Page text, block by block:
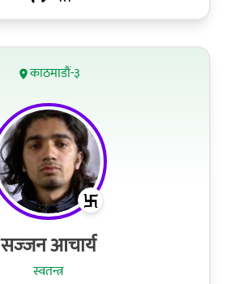
काठमाडौं-३
सज्‍जन आचार्य
स्वतन्त्र